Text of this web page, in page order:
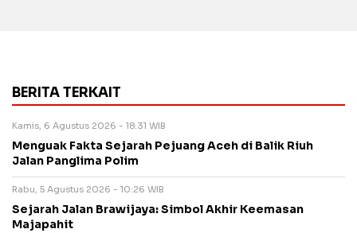
BERITA TERKAIT
Kamis, 6 Agustus 2026 - 18:31 WIB
Menguak Fakta Sejarah Pejuang Aceh di Balik Riuh
Jalan Panglima Polim
Rabu, 5 Agustus 2026 - 10:26 WIB
Sejarah Jalan Brawijaya: Simbol Akhir Keemasan
Majapahit